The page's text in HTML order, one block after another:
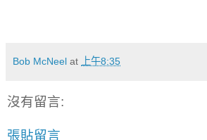
Bob McNeel at 上午8:35
沒有留言:
張貼留言